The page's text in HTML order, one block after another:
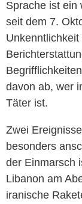
Sprache ist ein
seit dem 7.
davon ab, wer
Täter ist.
Zwei
besonders
der Einmarsch
Libanon am
iranische